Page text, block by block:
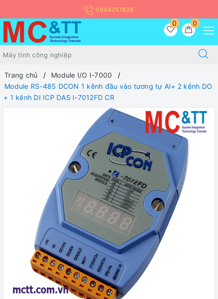
0904251826
0
0
Trang chủ
Module I/O I-7000
Module RS-485 DCON 1 kênh đầu vào tương tự AI+ 2 kênh DO
+ 1 kênh DI ICP DAS I-7012FD CR